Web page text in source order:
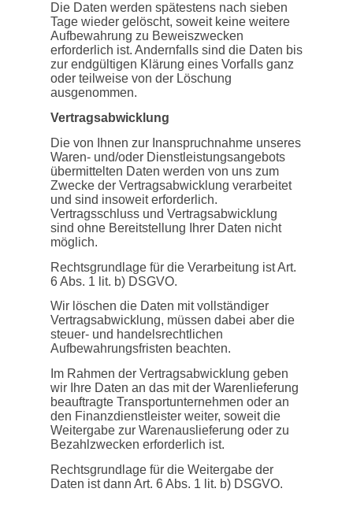
Die Daten werden spätestens nach sieben
Tage wieder gelöscht, soweit keine weitere
Aufbewahrung zu Beweiszwecken
erforderlich ist. Andernfalls sind die Daten bis
zur endgültigen Klärung eines Vorfalls ganz
oder teilweise von der Löschung
ausgenommen.
Vertragsabwicklung
Die von Ihnen zur Inanspruchnahme unseres
Waren- und/oder Dienstleistungsangebots
übermittelten Daten werden von uns zum
Zwecke der Vertragsabwicklung verarbeitet
und sind insoweit erforderlich.
Vertragsschluss und Vertragsabwicklung
sind ohne Bereitstellung Ihrer Daten nicht
möglich.
Rechtsgrundlage für die Verarbeitung ist Art.
6 Abs. 1 lit. b) DSGVO.
Wir löschen die Daten mit vollständiger
Vertragsabwicklung, müssen dabei aber die
steuer- und handelsrechtlichen
Aufbewahrungsfristen beachten.
Im Rahmen der Vertragsabwicklung geben
wir Ihre Daten an das mit der Warenlieferung
beauftragte Transportunternehmen oder an
den Finanzdienstleister weiter, soweit die
Weitergabe zur Warenauslieferung oder zu
Bezahlzwecken erforderlich ist.
Rechtsgrundlage für die Weitergabe der
Daten ist dann Art. 6 Abs. 1 lit. b) DSGVO.